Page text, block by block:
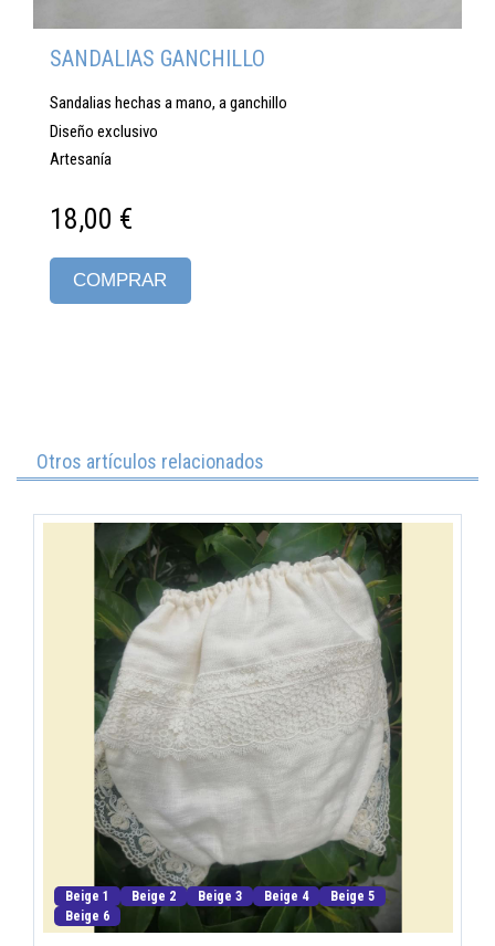
SANDALIAS GANCHILLO
Sandalias hechas a mano, a ganchillo
Diseño exclusivo
Artesanía
18,00 €
COMPRAR
Otros artículos relacionados
Beige 1 Beige 2 Beige 3 Beige 4
Beige 5
Beige 6